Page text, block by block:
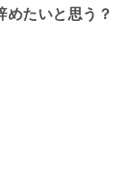
めたいと思う？